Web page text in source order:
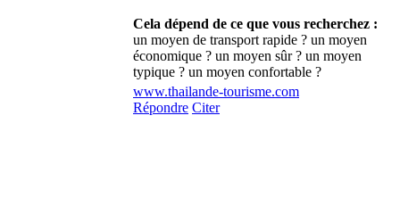
Cela dépend de ce que vous recherchez :
un moyen de transport rapide ? un moyen
économique ? un moyen sûr ? un moyen
typique ? un moyen confortable ?
www.thailande-tourisme.com
Répondre Citer